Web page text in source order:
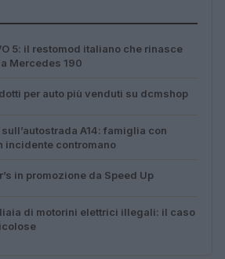
5: il restomod italiano che rinasce
Mercedes 190
per auto più venduti su dcmshop
A14: famiglia con
incidente contromano
in promozione da Speed Up
di motorini elettrici illegali: il caso